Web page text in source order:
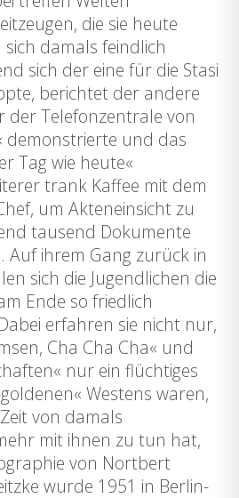
die sie heute
damals feindlich
sich der eine für die Stasi
berichtet der andere
der Telefonzentrale von
demonstrierte und das
Tag wie heute«
trank Kaffee mit dem
um Akteneinsicht zu
tausend Dokumente
ihrem Gang zurück in
sich die Jugendlichen die
Ende so friedlich
erfahren sie nicht nur,
Cha Cha Cha« und
nur ein flüchtiges
Westens waren,
von damals
mit ihnen zu tun hat,
von Nortbert
wurde 1951 in Berlin-